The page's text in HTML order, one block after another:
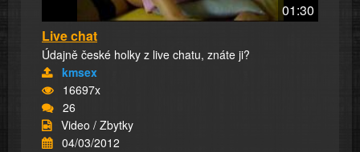
01:30
Live chat
Údajně české holky z live chatu, znáte ji?
kmsex
16697x
26
Video / Zbytky
04/03/2012